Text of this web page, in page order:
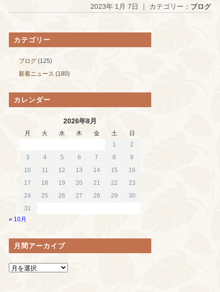
2023年 1月 7日 ｜ カテゴリー： ブログ
カテゴリー
ブログ(125)
新着ニュース (180)
カレンダー
2026年8月
月 火 水 木 金 土
日
1
2
3
4 5 6 7 8
9
10
11 12 13 14 15
16
17
18 19 20 21 22
23
24
25 26 27 28 29
30
31
« 10月
月間アーカイブ